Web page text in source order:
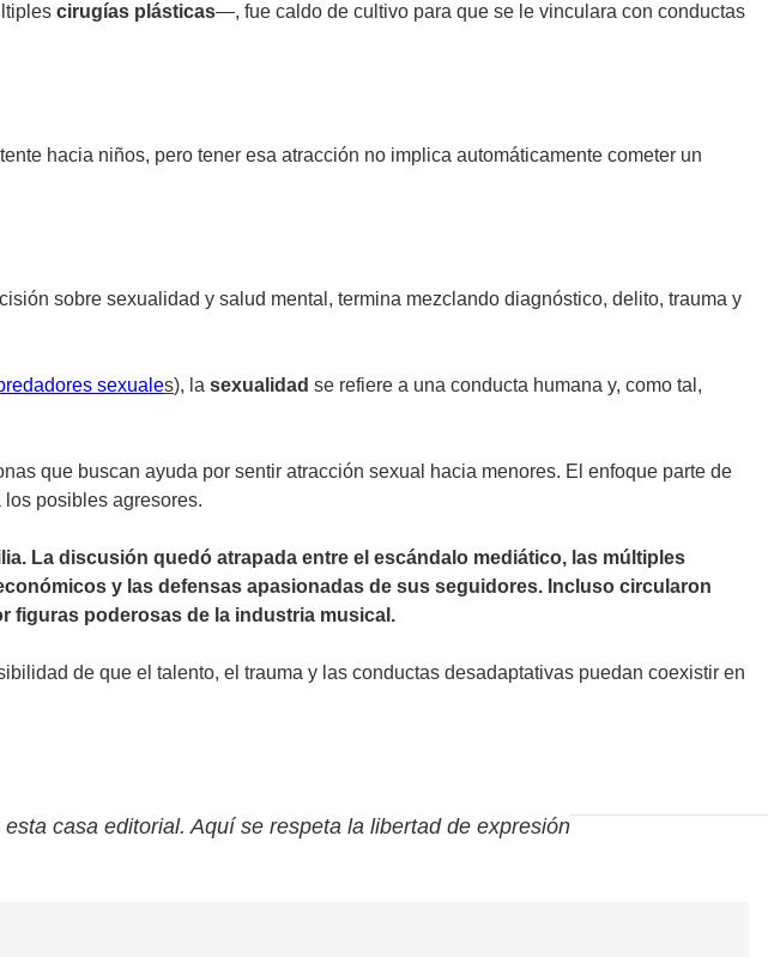
cirugías plásticas—, fue caldo de cultivo para que se le vinculara con conductas
hacia niños, pero tener esa atracción no implica automáticamente cometer un
sobre sexualidad y salud mental, termina mezclando diagnóstico, delito, trauma y
sexuales), la sexualidad se refiere a una conducta humana y, como tal,
que buscan ayuda por sentir atracción sexual hacia menores. El enfoque parte de
posibles agresores.
La discusión quedó atrapada entre el escándalo mediático, las múltiples
y las defensas apasionadas de sus seguidores. Incluso circularon
figuras poderosas de la industria musical.
de que el talento, el trauma y las conductas desadaptativas puedan coexistir en
casa editorial. Aquí se respeta la libertad de expresión